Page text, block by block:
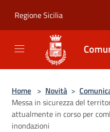
Regione Sicilia
Home > Novità >
Messa in sicurezza del
attualmente in corso per
inondazioni